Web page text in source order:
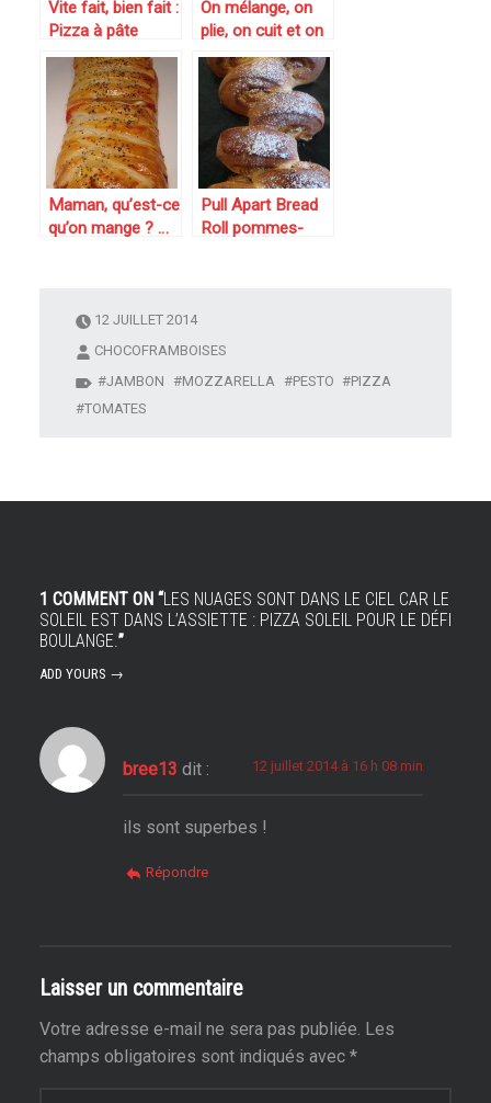
Vite fait, bien fait :
Pizza à pâte
liquide
On mélange, on
plie, on cuit et on
déguste : il n’y a
pas plus simple
alors Samoussa
kiri, pesto et
tomates cerises
Maman, qu’est-ce
qu’on mange ? …
tomates,
mozzarella)
Pull Apart Bread
Roll pommes-
12 JUILLET 2014
CHOCOFRAMBOISES
JAMBON
MOZZARELLA PESTO
PIZZA
TOMATES
1 COMMENT ON “LES NUAGES SONT DANS LE CIEL CAR LE
SOLEIL EST DANS L’ASSIETTE : PIZZA SOLEIL POUR LE DÉFI
BOULANGE.”
ADD YOURS →
bree13 dit : 12 juillet 2014 à 16 h 08 min
ils sont superbes !
Répondre
Laisser un commentaire
Votre adresse e-mail ne sera pas publiée. Les
champs obligatoires sont indiqués avec *